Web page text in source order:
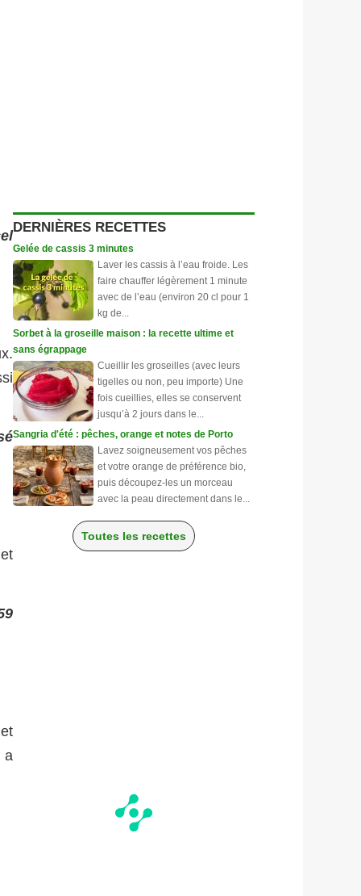
a
DERNIÈRES RECETTES
Gelée de cassis 3 minutes
Laver les cassis à l’eau froide. Les
faire chauffer légèrement 1 minute
avec de l’eau (environ 20 cl pour 1
kg de...
Sorbet à la groseille maison : la recette ultime et
sans égrappage
Cueillir les groseilles (avec leurs
tigelles ou non, peu importe) Une
fois cueillies, elles se conservent
jusqu’à 2 jours dans le...
Sangria d'été : pêches, orange et notes de Porto
Lavez soigneusement vos pêches
et votre orange de préférence bio,
puis découpez-les un morceau
avec la peau directement dans le...
Toutes les recettes